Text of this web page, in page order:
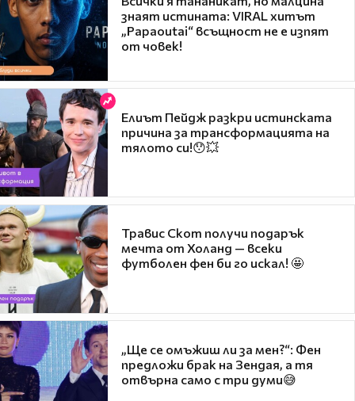
знаят истината: VIRAL хитът
„Papaoutai“ всъщност не е изпят
от човек!
Елиът Пейдж разкри истинската
причина за трансформацията на
тялото си!😯💥
Травис Скот получи подарък
мечта от Холанд — всеки
футболен фен би го искал! 🤩
„Ще се омъжиш ли за мен?“: Фен
предложи брак на Зендая, а тя
отвърна само с три думи😅